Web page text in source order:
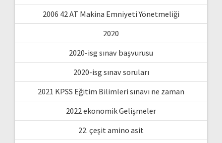
2006 42 AT Makina Emniyeti Yönetmeliği
2020
2020-isg sınav başvurusu
2020-isg sınav soruları
2021 KPSS Eğitim Bilimleri sınavı ne zaman
2022 ekonomik Gelişmeler
22. çeşit amino asit